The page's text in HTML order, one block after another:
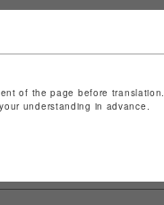
SHOP TOP
of the page before translation.
understanding in advance.